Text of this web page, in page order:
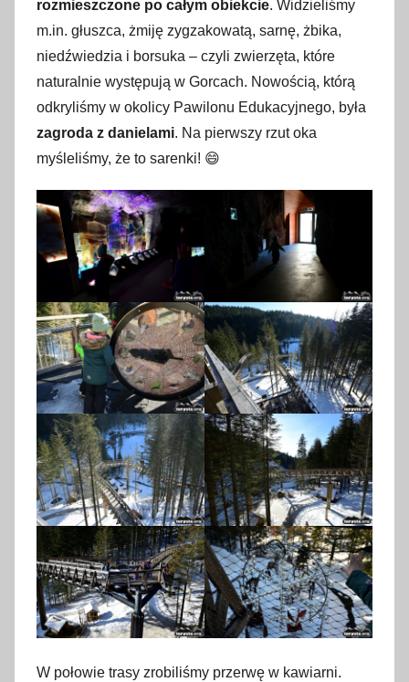
rozmieszczone po całym obiekcie. Widzieliśmy
m.in. głuszca, żmiję zygzakowatą, sarnę, żbika,
niedźwiedzia i borsuka – czyli zwierzęta, które
naturalnie występują w Gorcach. Nowością, którą
odkryliśmy w okolicy Pawilonu Edukacyjnego, była
zagroda z danielami. Na pierwszy rzut oka
myśleliśmy, że to sarenki! 😄
W połowie trasy zrobiliśmy przerwę w kawiarni.